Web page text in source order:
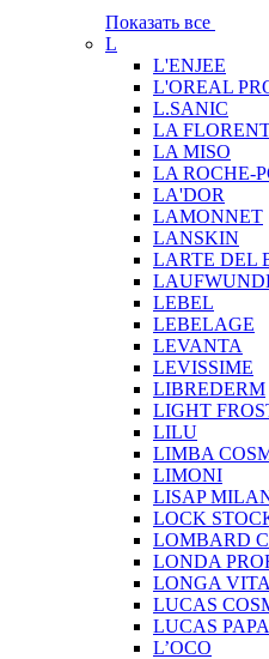
Показать все
L
L'ENJEE
L'OREAL
L.SANIC
LA
LA MISO
LA ROCHE-
LA'DOR
LAMONNET
LANSKIN
LARTE DEL
LEBEL
LEBELAGE
LEVANTA
LEVISSIME
LIBREDERM
LIGHT
LILU
LIMBA
LIMONI
LISAP
LOCK
LOMBARD
LONDA
LONGA VITA
LUCAS
LUCAS
L’OCO